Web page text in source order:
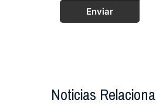
Enviar
Noticias